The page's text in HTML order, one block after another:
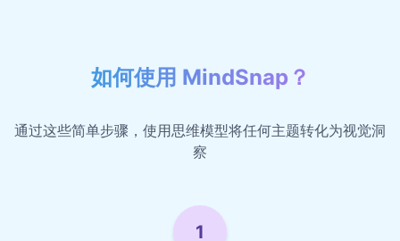
如何使用 MindSnap？
通过这些简单步骤，使用思维模型将任何主题转化为视觉洞
察
1